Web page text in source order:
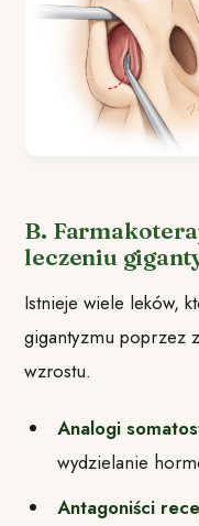
B.
leczeniu
Istnieje wiele leków,
gigantyzmu poprzez
wzrostu.
Analogi
wydzielanie
Antagoniści